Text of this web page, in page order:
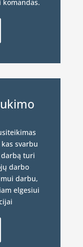
komandas.
svarbu
turi
darbo
darbu,
elgesiui